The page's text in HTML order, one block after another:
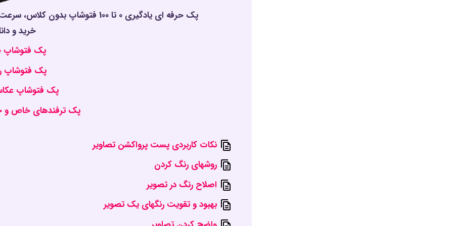
خرید و
پک فتوشاپ 0 تا 100
پک فتوشاپ
پک فتوشاپ
پک ترفندهای خاص و
نکات کاربردی پست پرواکشن تصاویر
روشهای رنگ کردن
اصلاح رنگ در تصویر
بهبود و تقویت رنگهای یک تصویر